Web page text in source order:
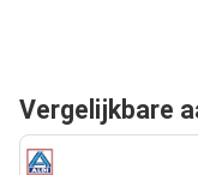
Vergelijkbare